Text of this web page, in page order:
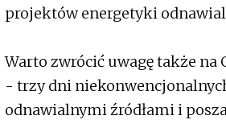
projektów energetyki
Warto zwrócić uwagę także na
- trzy dni
odnawialnymi źródłami i